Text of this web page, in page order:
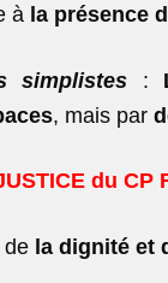
à la présence
simplistes :
, mais par
du CP
de la dignité et